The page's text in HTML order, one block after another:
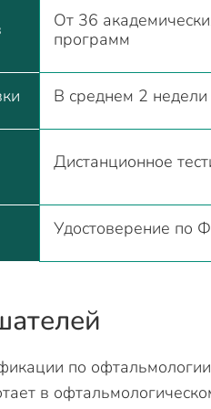
От 36
программ
В среднем 2 недели
Дистанционное
Удостоверение по
по
в